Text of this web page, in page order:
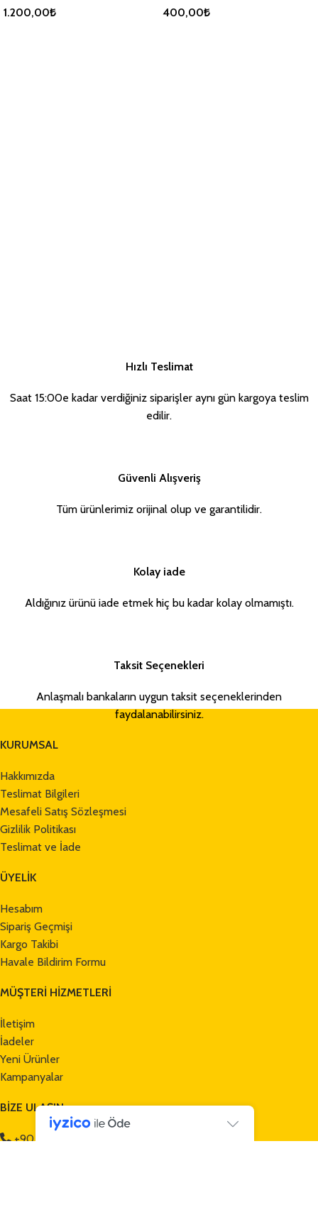
1.200,00₺ 400,00₺
Hızlı Teslimat
Saat 15:00e kadar verdiğiniz siparişler aynı gün kargoya teslim
edilir.
Güvenli Alışveriş
Tüm ürünlerimiz orijinal olup ve garantilidir.
Kolay iade
Aldığınız ürünü iade etmek hiç bu kadar kolay olmamıştı.
Taksit Seçenekleri
Anlaşmalı bankaların uygun taksit seçeneklerinden
faydalanabilirsiniz.
KURUMSAL
Hakkımızda
Teslimat Bilgileri
Mesafeli Satış Sözleşmesi
Gizlilik Politikası
Teslimat ve İade
ÜYELİK
Hesabım
Sipariş Geçmişi
Kargo Takibi
Havale Bildirim Formu
MÜŞTERİ HİZMETLERİ
İletişim
İadeler
Yeni Ürünler
Kampanyalar
BİZE ULAŞIN
+90 232 257 70 13